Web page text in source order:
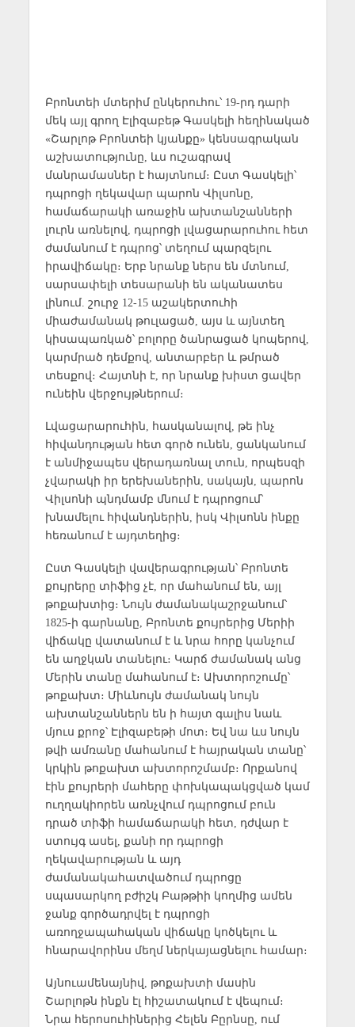
Բրոնտեի մտերիմ ընկերուհու՝ 19-րդ դարի
մեկ այլ գրող Էլիզաբեթ Գասկելի հեղինակած
«Շարլոթ Բրոնտեի կյանքը» կենսագրական
աշխատությունը, ևս ուշագրավ
մանրամասներ է հայտնում։ Ըստ Գասկելի՝
դպրոցի ղեկավար պարոն Վիլսոնը,
համաճարակի առաջին ախտանշանների
լուրն առնելով, դպրոցի լվացարարուհու հետ
ժամանում է դպրոց՝ տեղում պարզելու
իրավիճակը։ Երբ նրանք ներս են մտնում,
սարսափելի տեսարանի են ականատես
լինում. շուրջ 12-15 աշակերտուհի
միաժամանակ թուլացած, այս և այնտեղ
կիսապառկած՝ բոլորը ծանրացած կոպերով,
կարմրած դեմքով, անտարբեր և թմրած
տեսքով։ Հայտնի է, որ նրանք խիստ ցավեր
ունեին վերջույթներում։
Լվացարարուհին, հասկանալով, թե ինչ
հիվանդության հետ գործ ունեն, ցանկանում
է անմիջապես վերադառնալ տուն, որպեսզի
չվարակի իր երեխաներին, սակայն, պարոն
Վիլսոնի պնդմամբ մնում է դպրոցում՝
խնամելու հիվանդներին, իսկ Վիլսոնն ինքը
հեռանում է այդտեղից։
Ըստ Գասկելի վավերագրության՝ Բրոնտե
քույրերը տիֆից չէ, որ մահանում են, այլ
թոքախտից։ Նույն ժամանակաշրջանում՝
1825-ի գարնանը, Բրոնտե քույրերից Մերիի
վիճակը վատանում է և նրա հորը կանչում
են աղջկան տանելու։ Կարճ ժամանակ անց
Մերին տանը մահանում է։ Ախտորոշումը՝
թոքախտ։ Միևնույն ժամանակ նույն
ախտանշաններն են ի հայտ գալիս նաև
մյուս քրոջ՝ Էլիզաբեթի մոտ։ Եվ նա ևս նույն
թվի ամռանը մահանում է հայրական տանը՝
կրկին թոքախտ ախտորոշմամբ։ Որքանով
էին քույրերի մահերը փոխկապակցված կամ
ուղղակիորեն առնչվում դպրոցում բուն
դրած տիֆի համաճարակի հետ, դժվար է
ստույգ ասել, քանի որ դպրոցի
ղեկավարության և այդ
ժամանակահատվածում դպրոցը
սպասարկող բժիշկ Բաթթիի կողմից ամեն
ջանք գործադրվել է դպրոցի
առողջապահական վիճակը կոծկելու և
հնարավորինս մեղմ ներկայացնելու համար։
Այնուամենայնիվ, թոքախտի մասին
Շարլոթն ինքն էլ հիշատակում է վեպում։
Նրա հերոսուհիներից Հելեն Բըրնսը, ում